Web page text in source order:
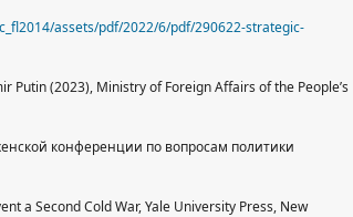
assets/pdf/2022/6/pdf/290622-strategic-
Putin (2023), Ministry of Foreign Affairs of the People’s
конференции по вопросам политики
a Second Cold War, Yale University Press, New